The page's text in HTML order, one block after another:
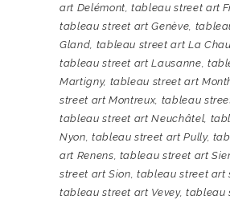
art Delémont,tableau street art
tableau street art Genève,
Gland, tableau street art La
tableau street art Lausanne,
Martigny, tableau street art
street art Montreux, tableau
tableau street art Neuchâtel,
Nyon, tableau street art Pully,
art Renens, tableau street art
street art Sion,tableau street art
tableau street art Vevey, tableau